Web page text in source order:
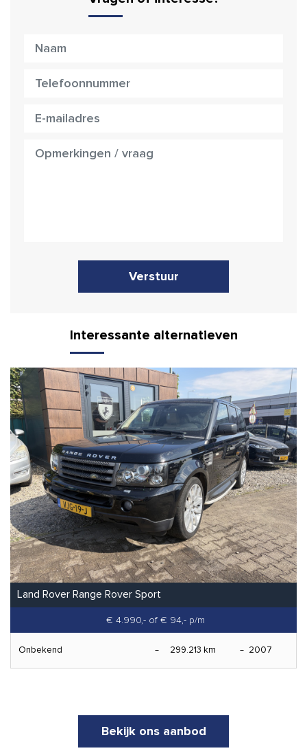
Verstuur
Interessante alternatieven
Land Rover Range Rover Sport
€ 4.990,- of € 94,- p/m
Onbekend 299.213 km 2007
Bekijk ons aanbod